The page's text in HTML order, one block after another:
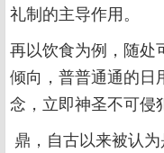
礼制的主导作用。
再以饮食为例，随处
倾向，普普通通的日
念，立即神圣不可侵
鼎，自古以来被认